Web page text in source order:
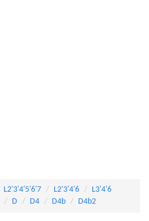
L2'3'4'5'6'7 L2'3'4'6
L3'4'6
D D4 D4b D4b2